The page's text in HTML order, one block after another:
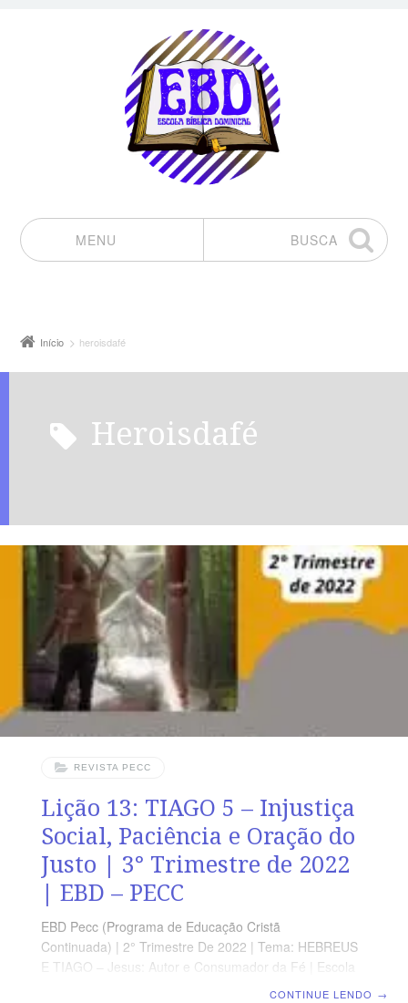
MENU
BUSCA
Início heroisdafé
heroisdafé
REVISTA PECC
Lição 13: TIAGO 5 – Injustiça
Social, Paciência e Oração do
Justo | 3° Trimestre de 2022
| EBD – PECC
EBD Pecc (Programa de Educação Cristã
Continuada) | 2° Trimestre De 2022 | Tema: HEBREUS
E TIAGO – Jesus: Autor e Consumador da Fé | Escola
CONTINUE LENDO →